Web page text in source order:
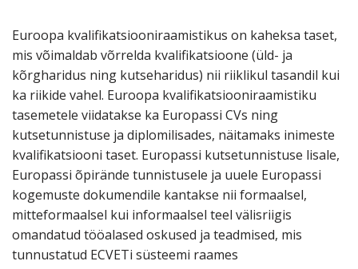
Euroopa kvalifikatsiooniraamistikus on kaheksa taset,
mis võimaldab võrrelda kvalifikatsioone (üld- ja
kõrgharidus ning kutseharidus) nii riiklikul tasandil kui
ka riikide vahel. Euroopa kvalifikatsiooniraamistiku
tasemetele viidatakse ka Europassi CVs ning
kutsetunnistuse ja diplomilisades, näitamaks inimeste
kvalifikatsiooni taset. Europassi kutsetunnistuse lisale,
Europassi õpirände tunnistusele ja uuele Europassi
kogemuste dokumendile kantakse nii formaalsel,
mitteformaalsel kui informaalsel teel välisriigis
omandatud tööalased oskused ja teadmised, mis
tunnustatud ECVETi süsteemi raames